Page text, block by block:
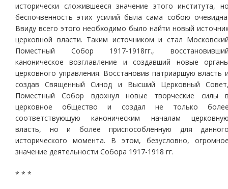
исторически сложившееся значение этого института,
беспочвенность этих усилий была сама собою
Ввиду всего этого необходимо было найти новый
церковной власти. Таким источником и стал
Поместный Собор 1917-1918гг.,
каноническое возглавление и создавший новые
церковного управления. Восстановив патриаршую власть
создав Священный Синод и Высший Церковный
Поместный Собор вдохнул новые творческие силы
церковное общество и создал не только
соответствующую каноническим началам
власть, но и более приспособленную для
исторического момента. В этом, безусловно,
значение деятельности Собора 1917-1918 гг.
* * *